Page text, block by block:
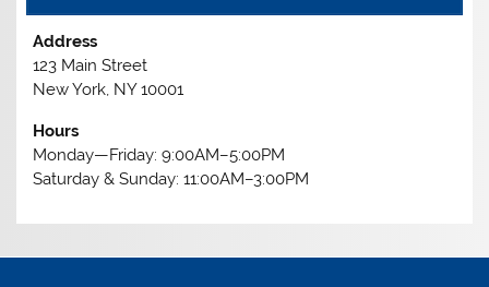
Address
123 Main Street
New York, NY 10001
Hours
Monday—Friday: 9:00AM–5:00PM
Saturday & Sunday: 11:00AM–3:00PM